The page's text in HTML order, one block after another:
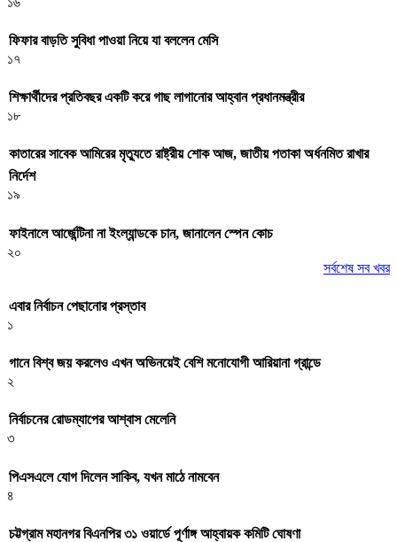
ফিফার বাড়তি সুবিধা পাওয়া নিয়ে যা বললেন মেসি
১৭
শিক্ষার্থীদের প্রতিবছর একটি করে গাছ লাগানোর আহ্বান প্রধানমন্ত্রীর
১৮
কাতারের সাবেক আমিরের মৃত্যুতে রাষ্ট্রীয় শোক আজ, জাতীয় পতাকা অর্ধনমিত রাখার
নির্দেশ
১৯
ফাইনালে আর্জেন্টিনা না ইংল্যান্ডকে চান, জানালেন স্পেন কোচ
২০
সর্বশেষ সব খবর
এবার নির্বাচন পেছানোর প্রস্তাব
১
গানে বিশ্ব জয় করলেও এখন অভিনয়েই বেশি মনোযোগী আরিয়ানা গ্রান্ডে
২
নির্বাচনের রোডম্যাপের আশ্বাস মেলেনি
৩
পিএসএলে যোগ দিলেন সাকিব, যখন মাঠে নামবেন
৪
চট্টগ্রাম মহানগর বিএনপির ৩১ ওয়ার্ডে পূর্ণাঙ্গ আহ্বায়ক কমিটি ঘোষণা